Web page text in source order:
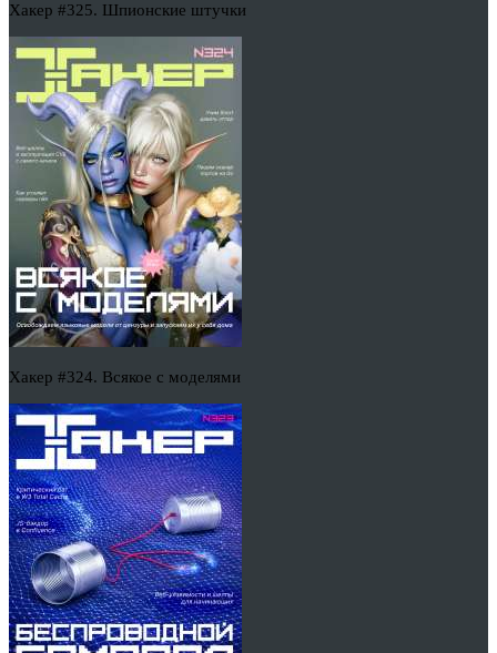
Хакер #325. Шпионские штучки
Хакер #324. Всякое с моделями